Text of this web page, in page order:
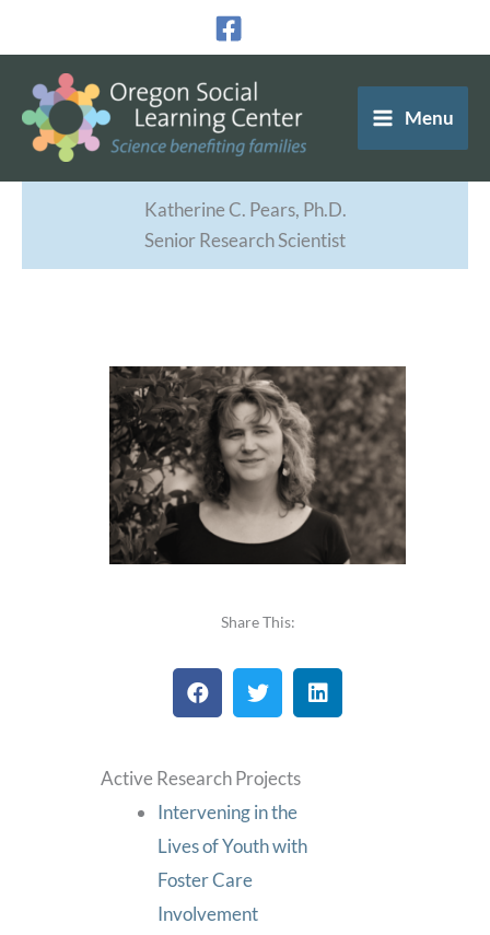
contenido
Menu
Katherine C. Pears, Ph.D.
Senior Research Scientist
Share This:
Active Research Projects
Intervening in the
Lives of Youth with
Foster Care
Involvement